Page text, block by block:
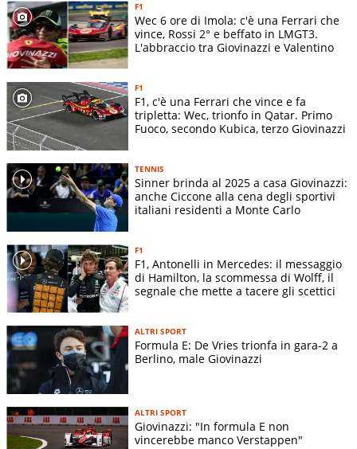
F1
Wec 6 ore di Imola: c'è una Ferrari che
vince, Rossi 2° e beffato in LMGT3.
L'abbraccio tra Giovinazzi e Valentino
F1
F1, c'è una Ferrari che vince e fa
tripletta: Wec, trionfo in Qatar. Primo
Fuoco, secondo Kubica, terzo Giovinazzi
TENNIS
Sinner brinda al 2025 a casa Giovinazzi:
anche Ciccone alla cena degli sportivi
italiani residenti a Monte Carlo
F1
F1, Antonelli in Mercedes: il messaggio
di Hamilton, la scommessa di Wolff, il
segnale che mette a tacere gli scettici
ALTRI SPORT
Formula E: De Vries trionfa in gara-2 a
Berlino, male Giovinazzi
ALTRI SPORT
Giovinazzi: "In formula E non
vincerebbe manco Verstappen"